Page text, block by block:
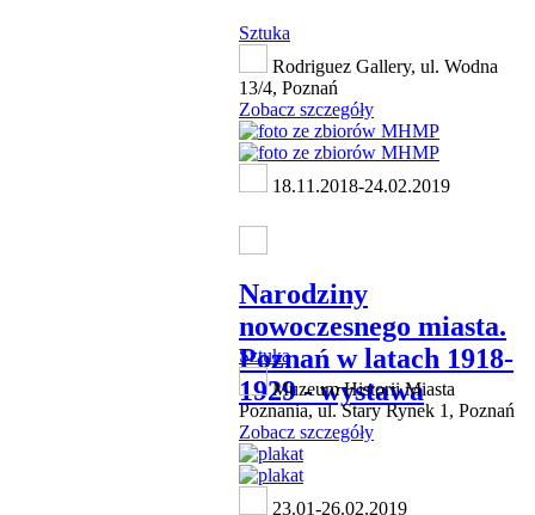
Sztuka
Rodriguez Gallery, ul. Wodna
13/4, Poznań
Zobacz szczegóły
18.11.2018-24.02.2019
Narodziny
nowoczesnego miasta.
Poznań w latach 1918-
1929 - wystawa
Sztuka
Muzeum Historii Miasta
Poznania, ul. Stary Rynek 1, Poznań
Zobacz szczegóły
23.01-26.02.2019